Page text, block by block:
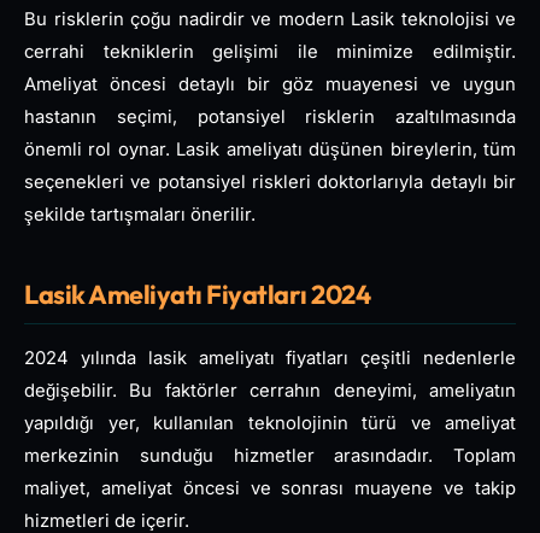
Bu risklerin çoğu nadirdir ve modern Lasik teknolojisi ve
cerrahi tekniklerin gelişimi ile minimize edilmiştir.
Ameliyat öncesi detaylı bir göz muayenesi ve uygun
hastanın seçimi, potansiyel risklerin azaltılmasında
önemli rol oynar. Lasik ameliyatı düşünen bireylerin, tüm
seçenekleri ve potansiyel riskleri doktorlarıyla detaylı bir
şekilde tartışmaları önerilir.
Lasik Ameliyatı Fiyatları 2024
2024 yılında lasik ameliyatı fiyatları çeşitli nedenlerle
değişebilir. Bu faktörler cerrahın deneyimi, ameliyatın
yapıldığı yer, kullanılan teknolojinin türü ve ameliyat
merkezinin sunduğu hizmetler arasındadır. Toplam
maliyet, ameliyat öncesi ve sonrası muayene ve takip
hizmetleri de içerir.